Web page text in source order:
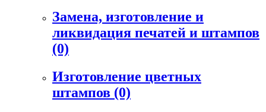
Замена, изготовление и
ликвидация печатей и штампов
(0)
Изготовление цветных
штампов (0)